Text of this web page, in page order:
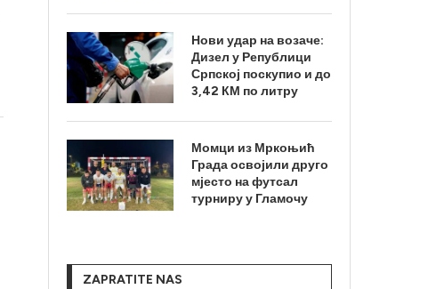
Нови удар на возаче:
Дизел у Републици
Српској поскупио и до
3,42 КМ по литру
Момци из Мркоњић
Града освојили друго
мјесто на футсал
турниру у Гламочу
ZAPRATITE NAS